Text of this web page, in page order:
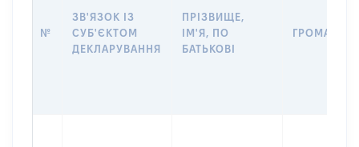
№
ЗВ'ЯЗОК ІЗ
СУБ'ЄКТОМ
ДЕКЛАРУВАННЯ
ПРІЗВИЩЕ,
ІМ'Я, ПО
БАТЬКОВІ